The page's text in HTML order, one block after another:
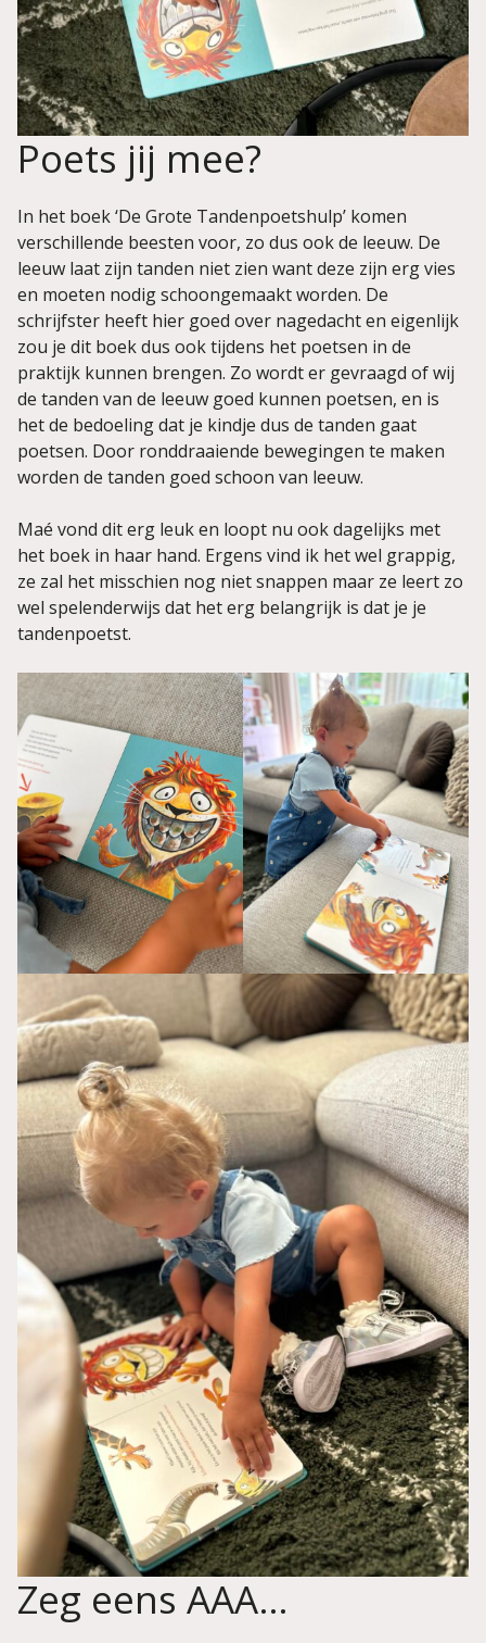
Poets jij mee?
In het boek ‘De Grote Tandenpoetshulp’ komen
verschillende beesten voor, zo dus ook de leeuw. De
leeuw laat zijn tanden niet zien want deze zijn erg vies
en moeten nodig schoongemaakt worden. De
schrijfster heeft hier goed over nagedacht en eigenlijk
zou je dit boek dus ook tijdens het poetsen in de
praktijk kunnen brengen. Zo wordt er gevraagd of wij
de tanden van de leeuw goed kunnen poetsen, en is
het de bedoeling dat je kindje dus de tanden gaat
poetsen. Door ronddraaiende bewegingen te maken
worden de tanden goed schoon van leeuw.
Maé vond dit erg leuk en loopt nu ook dagelijks met
het boek in haar hand. Ergens vind ik het wel grappig,
ze zal het misschien nog niet snappen maar ze leert zo
wel spelenderwijs dat het erg belangrijk is dat je je
tandenpoetst.
Zeg eens AAA…